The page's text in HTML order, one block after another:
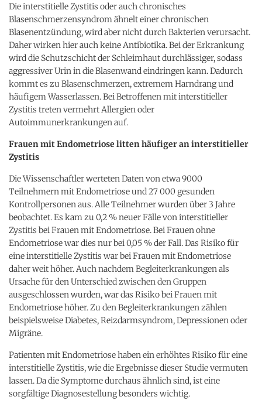
Die interstitielle Zystitis oder auch chronisches
Blasenschmerzensyndrom ähnelt einer chronischen
Blasenentzündung, wird aber nicht durch Bakterien verursacht.
Daher wirken hier auch keine Antibiotika. Bei der Erkrankung
wird die Schutzschicht der Schleimhaut durchlässiger, sodass
aggressiver Urin in die Blasenwand eindringen kann. Dadurch
kommt es zu Blasenschmerzen, extremem Harndrang und
häufigem Wasserlassen. Bei Betroffenen mit interstitieller
Zystitis treten vermehrt Allergien oder
Autoimmunerkrankungen auf.
Frauen mit Endometriose litten häufiger an interstitieller
Zystitis
Die Wissenschaftler werteten Daten von etwa 9000
Teilnehmern mit Endometriose und 27 000 gesunden
Kontrollpersonen aus. Alle Teilnehmer wurden über 3 Jahre
beobachtet. Es kam zu 0,2 % neuer Fälle von interstitieller
Zystitis bei Frauen mit Endometriose. Bei Frauen ohne
Endometriose war dies nur bei 0,05 % der Fall. Das Risiko für
eine interstitielle Zystitis war bei Frauen mit Endometriose
daher weit höher. Auch nachdem Begleiterkrankungen als
Ursache für den Unterschied zwischen den Gruppen
ausgeschlossen wurden, war das Risiko bei Frauen mit
Endometriose höher. Zu den Begleiterkrankungen zählen
beispielsweise Diabetes, Reizdarmsyndrom, Depressionen oder
Migräne.
Patienten mit Endometriose haben ein erhöhtes Risiko für eine
interstitielle Zystitis, wie die Ergebnisse dieser Studie vermuten
lassen. Da die Symptome durchaus ähnlich sind, ist eine
sorgfältige Diagnosestellung besonders wichtig.